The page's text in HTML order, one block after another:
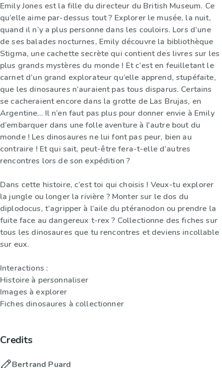
Emily Jones est la fille du directeur du British Museum. Ce
qu’elle aime par-dessus tout ? Explorer le musée, la nuit,
quand il n’y a plus personne dans les couloirs. Lors d’une
de ses balades nocturnes, Emily découvre la bibliothèque
Stigma, une cachette secrète qui contient des livres sur les
plus grands mystères du monde ! Et c’est en feuilletant le
carnet d’un grand explorateur qu’elle apprend, stupéfaite,
que les dinosaures n’auraient pas tous disparus. Certains
se cacheraient encore dans la grotte de Las Brujas, en
Argentine… Il n’en faut pas plus pour donner envie à Emily
d’embarquer dans une folle aventure à l'autre bout du
monde ! Les dinosaures ne lui font pas peur, bien au
contraire ! Et qui sait, peut-être fera-t-elle d’autres
rencontres lors de son expédition ?
Dans cette histoire, c’est toi qui choisis ! Veux-tu explorer
la jungle ou longer la rivière ? Monter sur le dos du
diplodocus, t’agripper à l’aile du ptéranodon ou prendre la
fuite face au dangereux t-rex ? Collectionne des fiches sur
tous les dinosaures que tu rencontres et deviens incollable
sur eux.
Interactions :
Histoire à personnaliser
Images à explorer
Fiches dinosaures à collectionner
Credits
Bertrand Puard